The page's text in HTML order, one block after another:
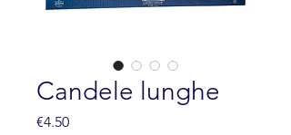
Candele lunghe
€4.50Price